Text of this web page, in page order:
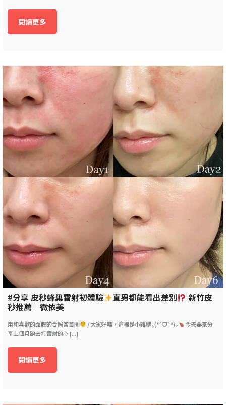
閱讀更多
#分享 皮秒蜂巢雷射初體驗 直男都能看出差別 新竹皮
秒推薦｜微依美
用和喜歡的面膜的合照當首圖 / 大家好哇，這裡是小雞腿⸜(*ˊᗜˋ*)⸝
今天要來分
享上個月跑去打雷射的心 [...]
閱讀更多